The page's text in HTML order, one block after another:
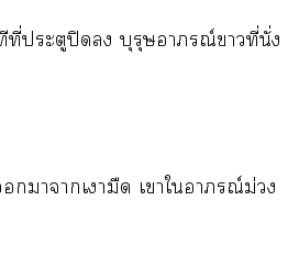
ที่ประตูปิด บุรุษอาภรณ์าที่นั่ง
าาเงามืด เาใอาภรณ์ม่วง